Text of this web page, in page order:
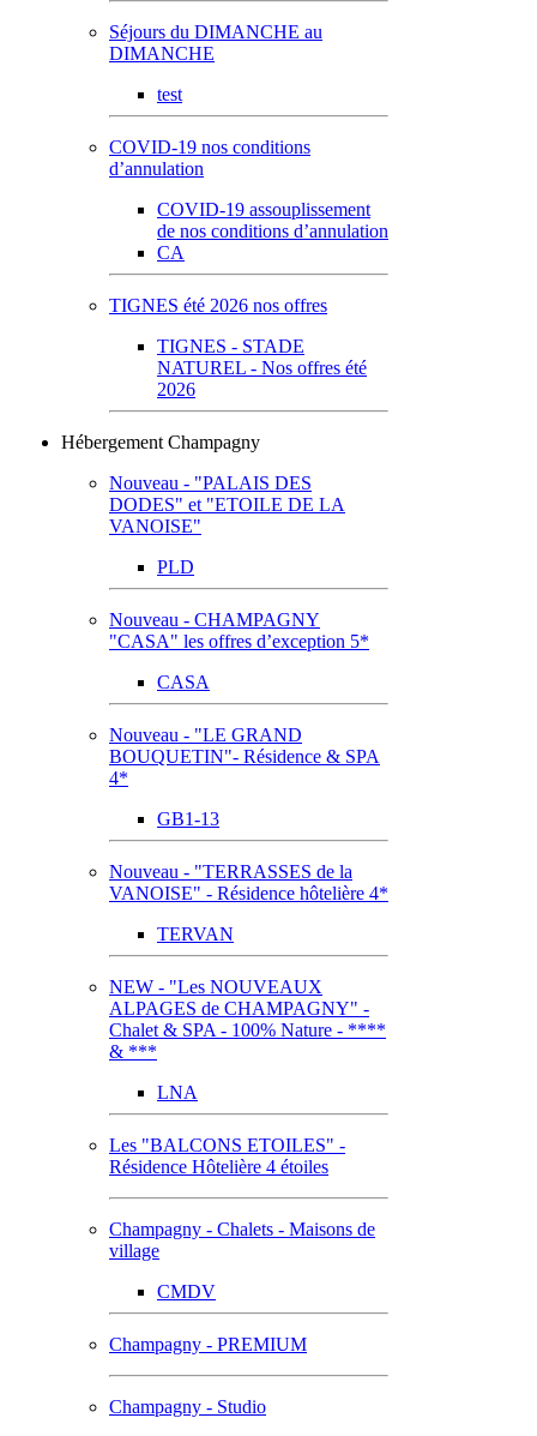
Séjours du DIMANCHE au
DIMANCHE
test
COVID-19 nos conditions
d’annulation
COVID-19 assouplissement
de nos conditions d’annulation
CA
TIGNES été 2026 nos offres
TIGNES - STADE
NATUREL - Nos offres été
2026
Hébergement Champagny
Nouveau - "PALAIS DES
DODES" et "ETOILE DE LA
VANOISE"
PLD
Nouveau - CHAMPAGNY
"CASA" les offres d’exception 5*
CASA
Nouveau - "LE GRAND
BOUQUETIN"- Résidence & SPA
4*
GB1-13
Nouveau - "TERRASSES de la
VANOISE" - Résidence hôtelière 4*
TERVAN
NEW - "Les NOUVEAUX
ALPAGES de CHAMPAGNY" -
Chalet & SPA - 100% Nature - ****
& ***
LNA
Les "BALCONS ETOILES" -
Résidence Hôtelière 4 étoiles
Champagny - Chalets - Maisons de
village
CMDV
Champagny - PREMIUM
Champagny - Studio